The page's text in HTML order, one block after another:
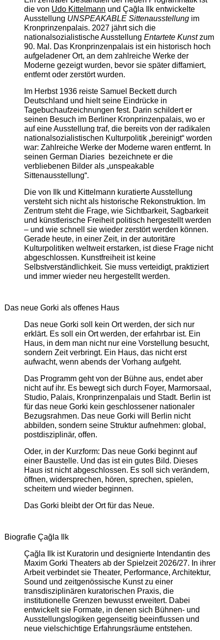
die von Udo Kittelmann und Çağla Ilk entwickelte
Ausstellung UNSPEAKABLE Sittenausstellungim
Kronprinzenpalais. 2027 jährt sich die
nationalsozialistische Ausstellung Entartete Kunstzum
90. Mal. Das Kronprinzenpalais ist ein historisch hoch
aufgeladener Ort, an dem zahlreiche Werke der
Moderne gezeigt wurden, bevor sie später diffamiert,
entfernt oder zerstört wurden.
Im Herbst 1936 reiste Samuel Beckett durch
Deutschland und hielt seine Eindrücke in
Tagebuchaufzeichnungen fest. Darin schildert er
seinen Besuch im Berliner Kronprinzenpalais, wo er
auf eine Ausstellung traf, die bereits von der radikalen
nationalsozialistischen Kulturpolitik „bereinigt“ worden
war: Zahlreiche Werke der Moderne waren entfernt. In
seinen German Diaries bezeichnete er die
verbliebenen Bilder als „unspeakable
Sittenausstellung“.
Die von Ilk und Kittelmann kuratierte Ausstellung
versteht sich nicht als historische Rekonstruktion. Im
Zentrum steht die Frage, wie Sichtbarkeit, Sagbarkeit
und künstlerische Freiheit politisch hergestellt werden
– und wie schnell sie wieder zerstört werden können.
Gerade heute, in einer Zeit, in der autoritäre
Kulturpolitiken weltweit erstarken, ist diese Frage nicht
abgeschlossen. Kunstfreiheit ist keine
Selbstverständlichkeit. Sie muss verteidigt, praktiziert
und immer wieder neu hergestellt werden.
Das neue Gorki als offenes Haus
Das neue Gorki soll kein Ort werden, der sich nur
erklärt. Es soll ein Ort werden, der erfahrbar ist. Ein
Haus, in dem man nicht nur eine Vorstellung besucht,
sondern Zeit verbringt. Ein Haus, das nicht erst
aufwacht, wenn abends der Vorhang aufgeht.
Das Programm geht von der Bühne aus, endet aber
nicht auf ihr. Es bewegt sich durch Foyer, Marmorsaal,
Studio, Palais, Kronprinzenpalais und Stadt. Berlin ist
für das neue Gorki kein geschlossener nationaler
Bezugsrahmen. Das neue Gorki will Berlin nicht
abbilden, sondern seine Struktur aufnehmen: global,
postdisziplinär, offen.
Oder, in der Kurzform: Das neue Gorki beginnt auf
einer Baustelle. Und das ist ein gutes Bild. Dieses
Haus ist nicht abgeschlossen. Es soll sich verändern,
öffnen, widersprechen, hören, sprechen, spielen,
scheitern und wieder beginnen.
Das Gorki bleibt der Ort für das Neue.
Biografie Çağla Ilk
Çağla Ilk ist Kuratorin und designierte Intendantin des
Maxim Gorki Theaters ab der Spielzeit 2026/27. In ihrer
Arbeit verbindet sie Theater, Performance, Architektur,
Sound und zeitgenössische Kunst zu einer
transdisziplinären kuratorischen Praxis, die
institutionelle Grenzen bewusst erweitert. Dabei
entwickelt sie Formate, in denen sich Bühnen- und
Ausstellungslogiken gegenseitig beeinflussen und
neue vielschichtige Erfahrungsräume entstehen.